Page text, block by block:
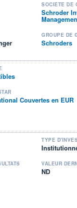
SOCIÉTÉ DE
Schroder
GROUPE DE
Schroders
Couvertes en EUR
TYPE
VALEUR
ND